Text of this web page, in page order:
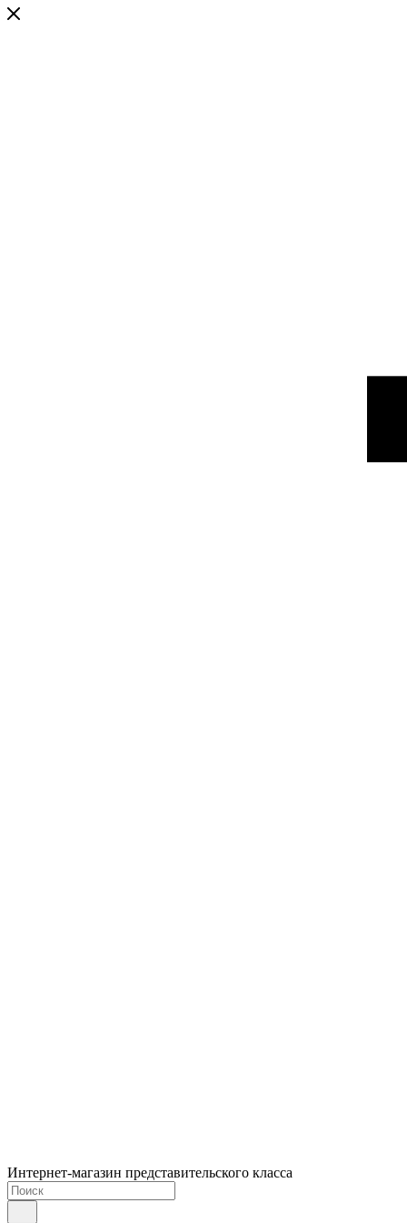
Интернет-магазин представительского класса